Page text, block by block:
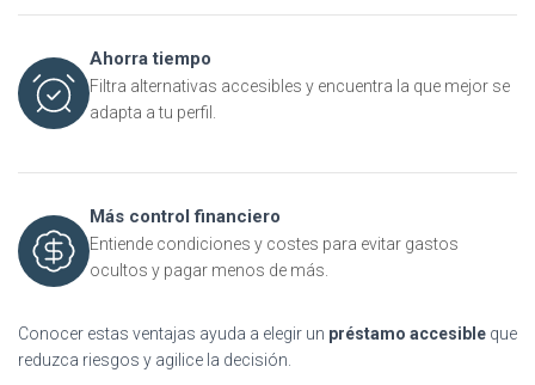
Ahorra tiempo
Filtra alternativas accesibles y encuentra la que mejor se
adapta a tu perfil.
Más control financiero
Entiende condiciones y costes para evitar gastos
ocultos y pagar menos de más.
Conocer estas ventajas ayuda a elegir un préstamo accesible que
reduzca riesgos y agilice la decisión.